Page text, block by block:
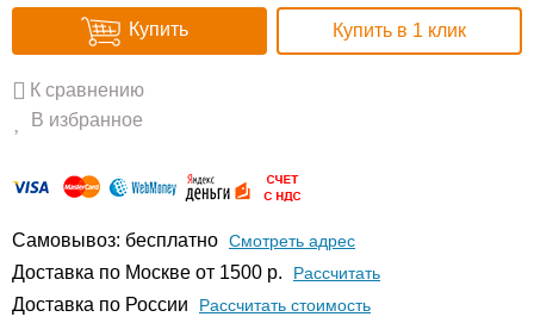
Купить Купить в 1 клик
К сравнению
В избранное
Самовывоз: бесплатно Смотреть адрес
Доставка по Москве от 1500 р. Расcчитать
Доставка по России Рассчитать стоимость